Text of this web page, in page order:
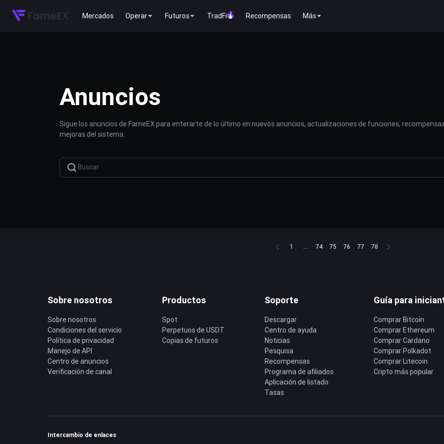
Mercados Operar Futuros TradFi Recompensas Más
Anuncios
Sigue los anuncios de FameEX para enterarte de lo último en nuevos anuncios, actualizaciones de funciones,
mejoras del sistema.
1 ... 74 75 76 77 78
Sobre nosotros
Sobre nosotros
Condiciones del servicio
Política de privacidad
Manejo de API
Centro de anuncios
Verificación de canal
Productos
Spot
Perpetuos de USDT
Copias de futuros
Soporte
Descargar
Centro de ayuda
Noticias
Pesquisa
Recompensas
Programa de afiliados
Aplicación de listado
Tasas
Guía para
Comprar Bitcoin
Comprar Ethereum
Comprar Cardano
Comprar Polkadot
Comprar Litecoin
Cripto más popular
Intercambio de enlaces